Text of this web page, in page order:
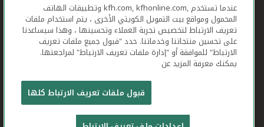
بيت التمويل الكويتي جميع الحقوق محفوظة © 2026
شروط وأحكام استخدام الموقع الإلكتروني
عندما تستخدم ,kfh.com, kfhonline.com وتطبيقات الهاتف
المحمول ومواقع بيت التمويل الكويتي الأخرى ، يتم استخدام ملفات
تعريف الارتباط لتخصيص تجربة العملاء وتحسينها ، وهذا سيساعدنا
على تحسين منتجاتنا وخدماتنا. حدد "قبول جميع ملفات تعريف
الارتباط" للموافقة أو "إدارة ملفات تعريف الارتباط" لمراجعتها.
يمكنك معرفة المزيد عن
قبول ملفات تعريف الارتباط كلها